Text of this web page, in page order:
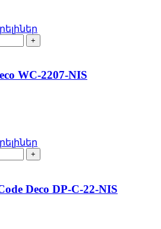
WC-2207-NIS
Deco DP-C-22-NIS